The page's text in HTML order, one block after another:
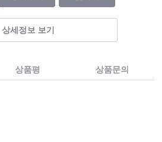
상세정보 보기
상품평 상품문의